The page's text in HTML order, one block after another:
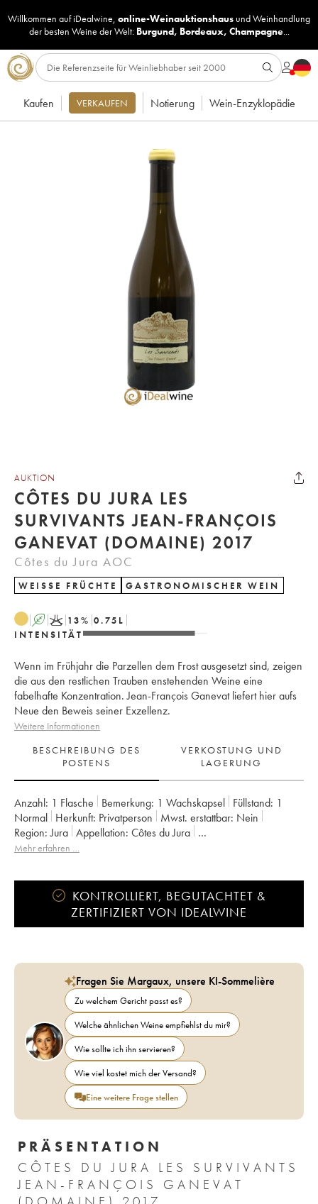
Willkommen auf iDealwine, online-Weinauktionshaus undWeinhandlung
der besten Weine der Welt: Burgund, Bordeaux, Champagne...
Kaufen VERKAUFEN Notierung Wein-Enzyklopädie
AUKTION
CÔTES DU JURA LES
SURVIVANTS JEAN-FRANÇOIS
GANEVAT (DOMAINE) 2017
Côtes du Jura AOC
WEISSE FRÜCHTE GASTRONOMISCHER WEIN
A K 13% 0.75 L
INTENSITÄT
Wenn im Frühjahr die Parzellen dem Frost ausgesetzt sind, zeigen
die aus den restlichen Trauben enstehenden Weine eine
fabelhafte Konzentration. Jean-François Ganevat liefert hier aufs
Neue den Beweis seiner Exzellenz.
Weitere Informationen
BESCHREIBUNG DES
POSTENS
VERKOSTUNG UND
LAGERUNG
Anzahl: 1 Flasche Bemerkung: 1 Wachskapsel Füllstand: 1
Normal
Herkunft: privatperson Mwst. erstattbar:
nein
Region: Jura Appellation:
Côtes du Jura
Eigentümer: Jean-François Ganevat (Domaine)
Mehr erfahren …
KONTROLLIERT, BEGUTACHTET &
ZERTIFIZIERT VON IDEALWINE
Fragen Sie Margaux, unsere KI-Sommelière
Zu welchem Gericht passt es?
Welche ähnlichen Weine empfiehlst du mir?
Wie sollte ich ihn servieren?
Wie viel kostet mich der Versand?
Eine weitere Frage stellen
PRÄSENTATION
CÔTES DU JURA LES SURVIVANTS
JEAN-FRANÇOIS GANEVAT